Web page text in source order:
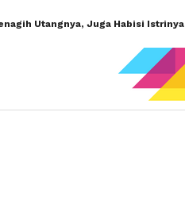
Utangnya, Juga Habisi Istrinya